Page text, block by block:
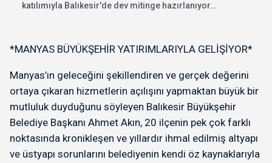
katılımıyla Balıkesir'de dev mitinge hazırlanıyor.
*MANYAS BÜYÜKŞEHİR YATIRIMLARIYLA GELİŞİYOR*
Manyas’ın geleceğini şekillendiren ve gerçek değerini
ortaya çıkaran hizmetlerin açılışını yapmaktan büyük bir
mutluluk duyduğunu söyleyen Balıkesir Büyükşehir
Belediye Başkanı Ahmet Akın, 20 ilçenin pek çok farklı
noktasında kronikleşen ve yıllardır ihmal edilmiş altyapı
ve üstyapı sorunlarını belediyenin kendi öz kaynaklarıyla